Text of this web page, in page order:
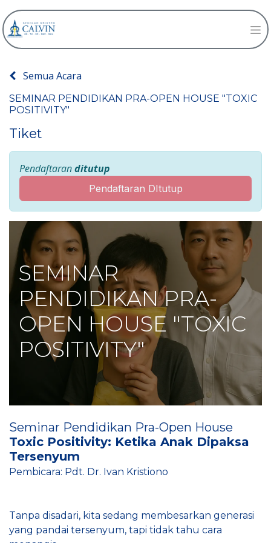
Semua Acara
SEMINAR PENDIDIKAN PRA-OPEN HOUSE "TOXIC
POSITIVITY"
Tiket
Pendaftaranditutup
Pendaftaran DItutup
SEMINAR
PENDIDIKAN PRA-
OPEN HOUSE "TOXIC
POSITIVITY"
Seminar Pendidikan Pra-Open House
Toxic Positivity: Ketika Anak Dipaksa
Tersenyum
Pembicara: Pdt. Dr. Ivan Kristiono
Tanpa disadari, kita sedang membesarkan generasi
yang pandai tersenyum, tapi tidak tahu cara